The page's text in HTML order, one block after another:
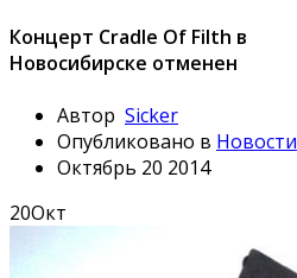
Концерт Cradle Of Filth в
Новосибирске отменен
Автор Sicker
Опубликовано в Новости
Октябрь 20 2014
20Окт